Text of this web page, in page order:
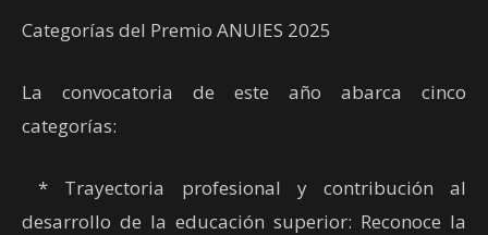
Categorías del Premio ANUIES 2025
La convocatoria de este año abarca cinco
categorías:
* Trayectoria profesional y contribución al
desarrollo de la educación superior: Reconoce la